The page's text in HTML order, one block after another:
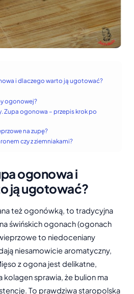
i dlaczego warto ją ugotować?
ogonowej?
Zupa ogonowa – przepis krok po
na zupę?
czy z ziemniakami?
ogonowa i
ją ugotować?
też ogonówką, to tradycyjna
świńskich ogonach (ogonach
to niedoceniany
niesamowicie aromatyczny,
z ogona jest delikatne,
kolagen sprawia, że bulion ma
To prawdziwa staropolska